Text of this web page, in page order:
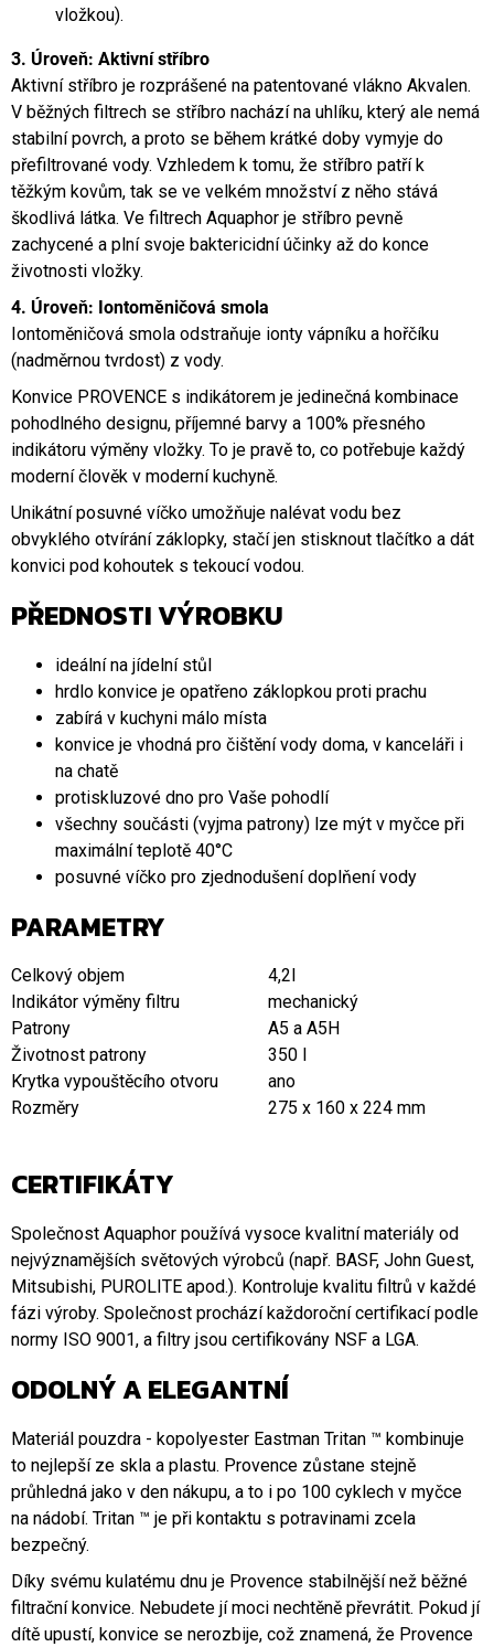
vložkou).
3. Úroveň: Aktivní stříbro
Aktivní stříbro je rozprášené na patentované vlákno Akvalen.
V běžných filtrech se stříbro nachází na uhlíku, který ale nemá
stabilní povrch, a proto se během krátké doby vymyje do
přefiltrované vody. Vzhledem k tomu, že stříbro patří k
těžkým kovům, tak se ve velkém množství z něho stává
škodlivá látka. Ve filtrech Aquaphor je stříbro pevně
zachycené a plní svoje baktericidní účinky až do konce
životnosti vložky.
4. Úroveň: Iontoměničová smola
Iontoměničová smola odstraňuje ionty vápníku a hořčíku
(nadměrnou tvrdost) z vody.
Konvice PROVENCE s indikátorem je jedinečná kombinace
pohodlného designu, příjemné barvy a 100% přesného
indikátoru výměny vložky. To je pravě to, co potřebuje každý
moderní člověk v moderní kuchyně.
Unikátní posuvné víčko umožňuje nalévat vodu bez
obvyklého otvírání záklopky, stačí jen stisknout tlačítko a dát
konvici pod kohoutek s tekoucí vodou.
PŘEDNOSTI VÝROBKU
ideální na jídelní stůl
hrdlo konvice je opatřeno záklopkou proti prachu
zabírá v kuchyni málo místa
konvice je vhodná pro čištění vody doma, v kanceláři i
na chatě
protiskluzové dno pro Vaše pohodlí
všechny součásti (vyjma patrony) lze mýt v myčce při
maximální teplotě 40°C
posuvné víčko pro zjednodušení doplňení vody
PARAMETRY
Celkový objem
4,2l
Indikátor výměny filtru
mechanický
Patrony
A5 a A5H
Životnost patrony
350 l
Krytka vypouštěcího otvoru
ano
Rozměry
275 х 160 х 224 mm
CERTIFIKÁTY
Společnost Aquaphor používá vysoce kvalitní materiály od
nejvýznamějších světových výrobců (např. BASF, John Guest,
Mitsubishi, PUROLITE apod.). Kontroluje kvalitu filtrů v každé
fázi výroby. Společnost prochází každoroční certifikací podle
normy ISO 9001, a filtry jsou certifikovány NSF a LGA.
ODOLNÝ A ELEGANTNÍ
Materiál pouzdra - kopolyester Eastman Tritan ™ kombinuje
to nejlepší ze skla a plastu. Provence zůstane stejně
průhledná jako v den nákupu, a to i po 100 cyklech v myčce
na nádobí. Tritan ™ je při kontaktu s potravinami zcela
bezpečný.
Díky svému kulatému dnu je Provence stabilnější než běžné
filtrační konvice. Nebudete jí moci nechtěně převrátit. Pokud jí
dítě upustí, konvice se nerozbije, což znamená, že Provence